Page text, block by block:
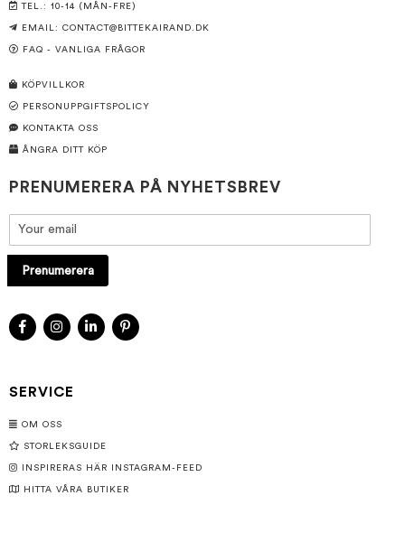
TEL.: 10-14 (MÅN-FRE)
EMAIL: CONTACT@BITTEKAIRAND.DK
FAQ - VANLIGA FRÅGOR
KÖPVILLKOR
PERSONUPPGIFTSPOLICY
KONTAKTA OSS
ÅNGRA DITT KÖP
PRENUMERERA PÅ NYHETSBREV
Prenumerera
SERVICE
OM OSS
STORLEKSGUIDE
INSPIRERAS HÄR INSTAGRAM-FEED
HITTA VÅRA BUTIKER